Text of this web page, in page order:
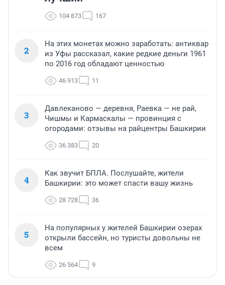
104 873 167
2
На этих монетах можно заработать: антиквар
из Уфы рассказал, какие редкие деньги 1961
по 2016 год обладают ценностью
46 913 11
3
Давлеканово — деревня, Раевка — не рай,
Чишмы и Кармаскалы — провинция с
огородами: отзывы на райцентры Башкирии
36 383 20
4
Как звучит БПЛА. Послушайте, жители
Башкирии: это может спасти вашу жизнь
28 728 36
5
На популярных у жителей Башкирии озерах
открыли бассейн, но туристы довольны не
всем
26 564 9